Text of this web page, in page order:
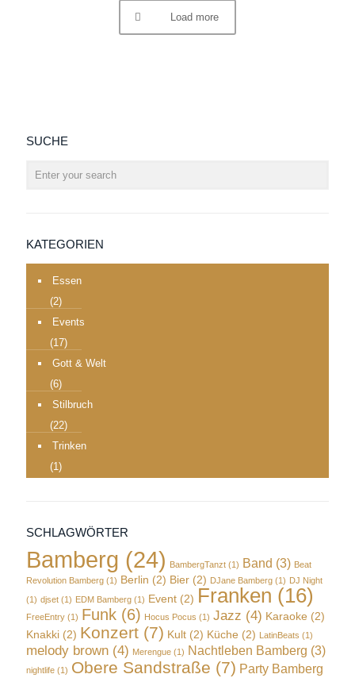
Load more
SUCHE
KATEGORIEN
Essen
(2)
Events
(17)
Gott & Welt
(6)
Stilbruch
(22)
Trinken
(1)
SCHLAGWÖRTER
Bamberg (24) BambergTanzt (1) Band (3) Beat
Revolution Bamberg (1) Berlin (2) Bier (2) DJane Bamberg (1) DJ Night
(1) djset (1) EDM Bamberg (1) Event (2) Franken (16)
FreeEntry (1) Funk (6) Hocus Pocus (1) Jazz (4) Karaoke (2)
Knakki (2) Konzert (7) Kult (2) Küche (2) LatinBeats (1)
melody brown (4) Merengue (1) Nachtleben Bamberg (3)
nightlife (1) Obere Sandstraße (7) Party Bamberg